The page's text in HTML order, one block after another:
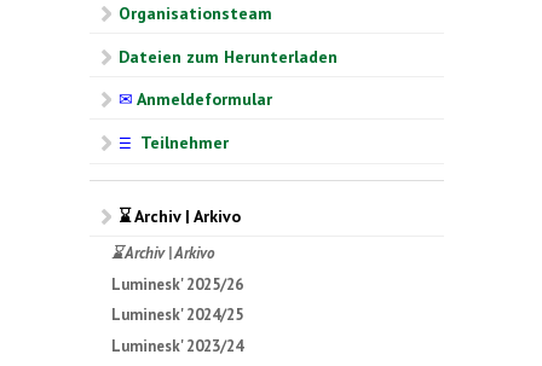
Organisationsteam
Dateien zum Herunterladen
✉ Anmeldeformular
☰ Teilnehmer
⌛ Archiv | Arkivo
⌛ Archiv | Arkivo
Luminesk' 2025/26
Luminesk' 2024/25
Luminesk' 2023/24